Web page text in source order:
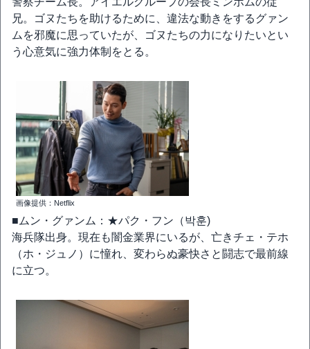
兄。ゴヌたちを助けるために、違法な動きをするグァン
ムを邪魔に思っていたが、ゴヌたちの力になりたいとい
う心意気に強力体制をとる。
画像提供：Netflix
■ムン・グァンム：★パク・フン（박훈)
海兵隊出身。現在も闇金業界にいるが、亡きチェ・テホ
（ホ・ジュノ）に憧れ、変わらぬ豪快さと闘志で最前線
に立つ。